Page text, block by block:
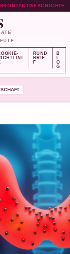
KONTAKTGESCHICHTE
RUND
BRIE
F
B
L
O
G